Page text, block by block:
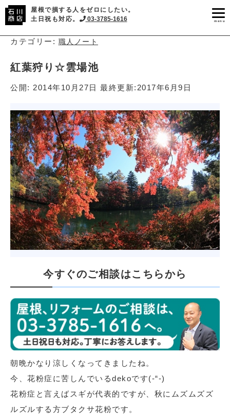
屋根で損する人をゼロにしたい。
土日祝も対応。
03-3785-1616 menu
カテゴリー: 職人ノート
紅葉狩り☆雲場池
公開: 2014年10月27日 最終更新: 2017年6月9日
今すぐのご相談はこちらから
朝晩かなり涼しくなってきましたね。
今、花粉症に苦しんでいるdekoです(-“-)
花粉症と言えばスギが代表的ですが、秋にムズムズズ
ルズルする方ブタクサ花粉です。